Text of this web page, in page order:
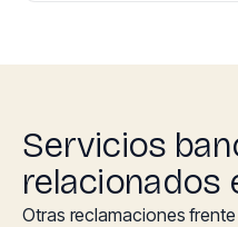
Servicios
relacionados
Otras reclamaciones